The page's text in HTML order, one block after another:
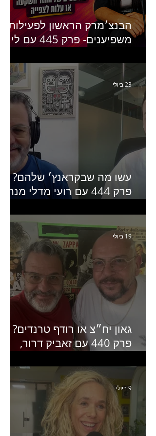
הבנצ׳מרק הראשון לפעילות
משפיענים- פרק 445 עם לינוי
Humanz ישראל
עשו מה שבקראנץ׳ שלהם?
פרק 444 עם רועי מדלי מנהל
האחרון של קראנץ׳
23 ביולי
גאון יח״צ או רודף טרנדים?
פרק 440 עם זאביק דרור,
ותקשורת
19 ביולי
9 ביולי